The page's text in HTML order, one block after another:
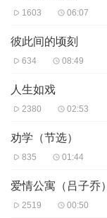
1603 06:07
彼此间的顷刻
634 08:49
人生如戏
2380 02:53
劝学（节选）
835 01:44
爱情公寓（吕子乔）
2519 00:50